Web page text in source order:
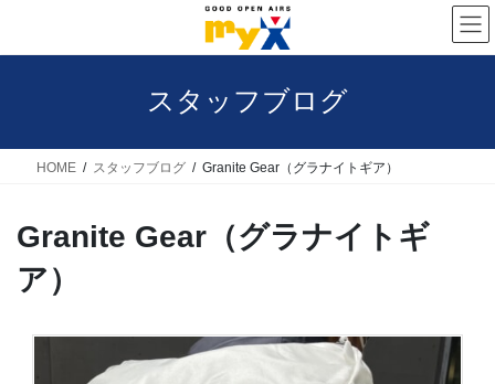
スタッフブログ
HOME スタッフブログ Granite Gear（グラナイトギア）
Granite Gear（グラナイトギ
ア）